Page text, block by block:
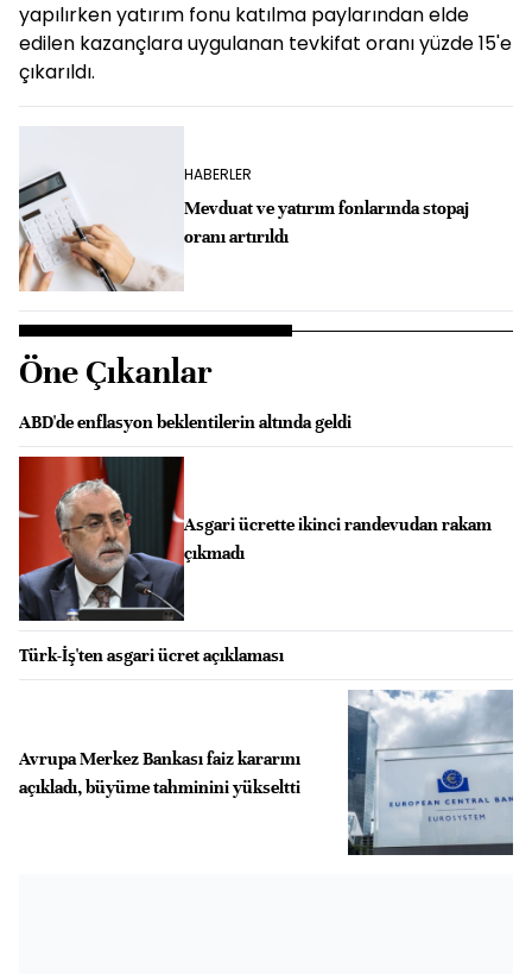
yapılırken yatırım fonu katılma paylarından elde
edilen kazançlara uygulanan tevkifat oranı yüzde 15'e
çıkarıldı.
HABERLER
Mevduat ve yatırım fonlarında stopaj
oranı artırıldı
Öne Çıkanlar
ABD'de enflasyon beklentilerin altında geldi
Asgari ücrette ikinci randevudan rakam
çıkmadı
Türk-İş'ten asgari ücret açıklaması
Avrupa Merkez Bankası faiz kararını
açıkladı, büyüme tahminini yükseltti